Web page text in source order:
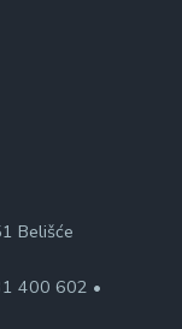
Belišće
400 602 •